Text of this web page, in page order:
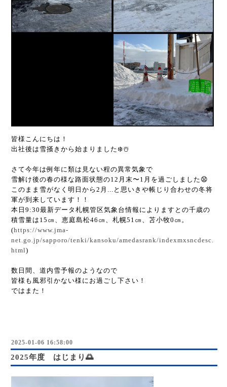
皆様こんにちは！
出社後は雪掻きから始まりました❄️☃️
さて今年は例年に類は見ない程の異常気象で
雪解け後の春の様な路面状態の12月末〜1月を過ごしました😧
このまま雪がなく明日から2月...と思いきや帳じり合わせの冬将
軍が到来しています！！
本日9:30最新データ札幌管区気象台情報によりますとの千歳の
積雪量は15㎝、恵庭島松46㎝、札幌51㎝、苫小牧0㎝。
(https://www.jma-
net.go.jp/sapporo/tenki/kansoku/amedasrank/indexmxsncdesc.
html)
数日間、道内雪予報のようなので
皆様も風邪引かない様にお過ごし下さい！
ではまた！
2025-01-06 16:58:00
2025年度 はじまり🌅